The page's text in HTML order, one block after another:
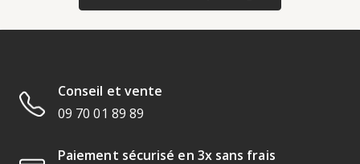
Conseil et vente
09 70 01 89 89
Paiement sécurisé en 3x sans frais